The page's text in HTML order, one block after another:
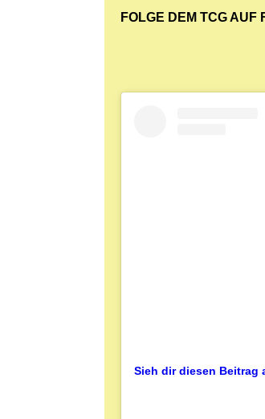
FOLGE DEM TCG AUF
Sieh dir diesen Beitrag